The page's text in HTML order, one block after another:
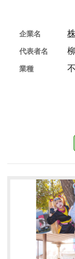
企業名
代表者名
業種